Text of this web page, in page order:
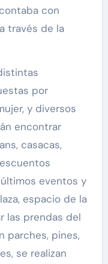
con
través de la
por
y diversos
encontrar
casacas,
eventos y
espacio de la
las prendas del
parches, pines,
se realizan